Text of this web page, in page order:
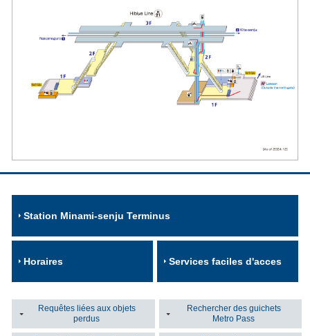
Station Minami-senju Terminus
Horaires Services faciles d'acces
Requêtes liées aux objets
perdus
Rechercher des guichets
Metro Pass